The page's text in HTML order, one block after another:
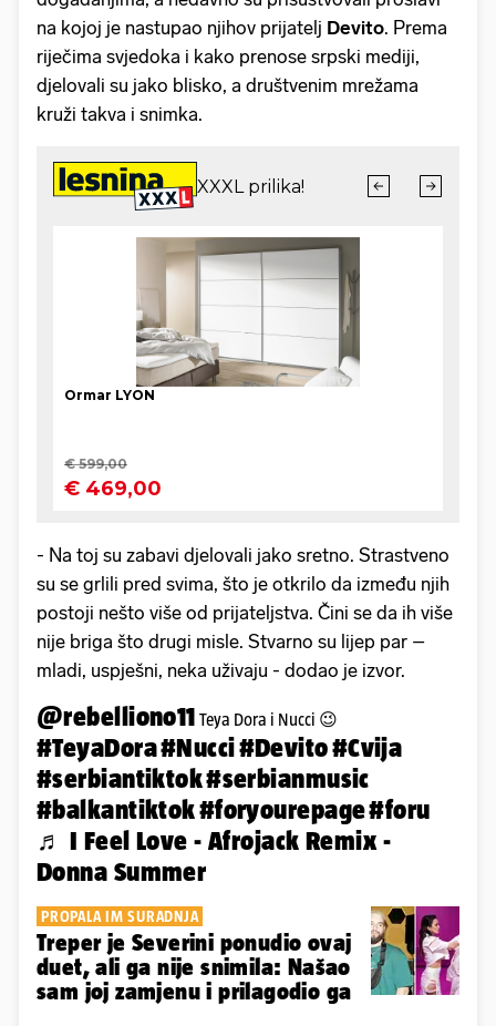
na kojoj je nastupao njihov prijatelj Devito. Prema
riječima svjedoka i kako prenose srpski mediji,
djelovali su jako blisko, a društvenim mrežama
kruži takva i snimka.
- Na toj su zabavi djelovali jako sretno. Strastveno
su se grlili pred svima, što je otkrilo da između njih
postoji nešto više od prijateljstva. Čini se da ih više
nije briga što drugi misle. Stvarno su lijep par –
mladi, uspješni, neka uživaju - dodao je izvor.
@rebelliono11 Teya Dora i Nucci 😉
#TeyaDora#Nucci#Devito#Cvija
#serbiantiktok#serbianmusic
#balkantiktok#foryourepage#foru
♬ I Feel Love - Afrojack Remix -
Donna Summer
PROPALA IM SURADNJA
Treper je Severini ponudio ovaj
duet, ali ga nije snimila: Našao
sam joj zamjenu i prilagodio ga